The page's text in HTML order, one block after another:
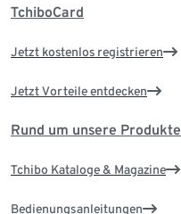
TchiboCard
Jetzt kostenlos registrieren
Jetzt Vorteile entdecken
Rund um unsere Produkte
Tchibo Kataloge & Magazine
Bedienungsanleitungen